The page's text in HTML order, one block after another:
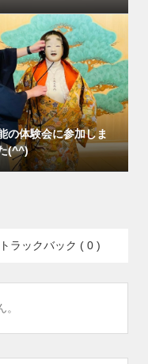
の体験会に参加しま
(^^)
トラックバック ( 0 )